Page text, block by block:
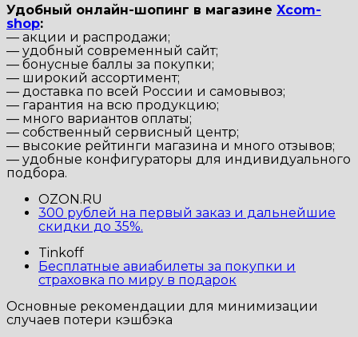
Удобный онлайн-шопинг в магазине Xcom-
shop:
— акции и распродажи;
— удобный современный сайт;
— бонусные баллы за покупки;
— широкий ассортимент;
— доставка по всей России и самовывоз;
— гарантия на всю продукцию;
— много вариантов оплаты;
— собственный сервисный центр;
— высокие рейтинги магазина и много отзывов;
— удобные конфигураторы для индивидуального
подбора.
OZON.RU
300 рублей на первый заказ и дальнейшие
скидки до 35%.
Tinkoff
Бесплатные авиабилеты за покупки и
страховка по миру в подарок
Основные рекомендации для минимизации
случаев потери кэшбэка